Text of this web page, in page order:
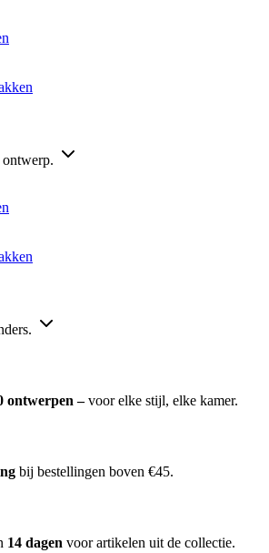
ontwerpen –voor elke stijl, elke kamer.
bij bestellingen boven €45.
14 dagen voor artikelen uit de collectie.